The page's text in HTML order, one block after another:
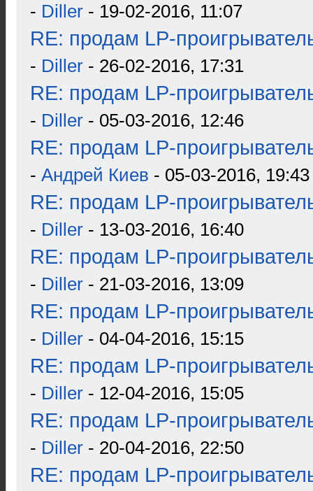
- Diller - 19-02-2016, 11:07
RE: продам LP-
- Diller - 26-02-2016, 17:31
RE: продам LP-
- Diller - 05-03-2016, 12:46
RE: продам LP-
- Андрей Киев - 05-03-2016, 19:43
RE: продам LP-
- Diller - 13-03-2016, 16:40
RE: продам LP-
- Diller - 21-03-2016, 13:09
RE: продам LP-
- Diller - 04-04-2016, 15:15
RE: продам LP-
- Diller - 12-04-2016, 15:05
RE: продам LP-
- Diller - 20-04-2016, 22:50
RE: продам LP-